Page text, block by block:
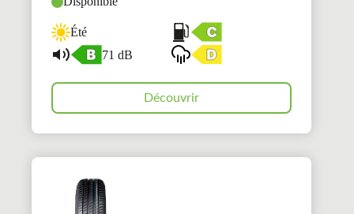
Été
71 dB
Découvrir